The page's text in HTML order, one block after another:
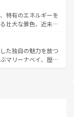
コーヒーなどは、ぜ
てもあたたかい人々
忘れられない旅にな
ンマイなどの山岳地
ットやクラビの美し
ができる。タイ料理
節にも異なる楽しみ
々、仏教を中心とし
れる旅人を魅了し続
特有のエネルギーを
壮大な景色、近未来
光スポットが密集し
も魅力。息をのむよ
を存分に楽しみ尽く
た独自の魅力を放つ
マリーナベイ、歴史
る外せないスポット